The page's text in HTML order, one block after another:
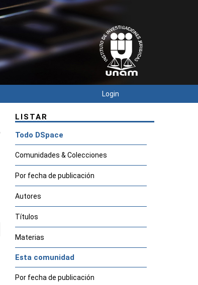
Login
LISTAR
Todo DSpace
Comunidades & Colecciones
Por fecha de publicación
Autores
Títulos
Materias
Esta comunidad
Por fecha de publicación